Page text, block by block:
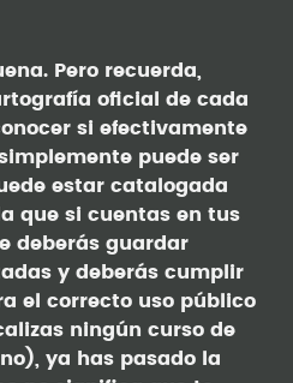
Pero recuerda,
oficial de cada
si efectivamente
puede ser
estar catalogada
que si cuentas en tus
deberás guardar
y deberás cumplir
el correcto uso público
ningún curso de
ya has pasado la